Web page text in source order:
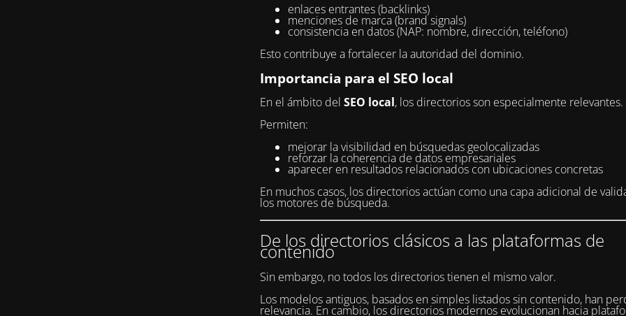
enlaces entrantes (backlinks)
menciones de marca (brand signals)
consistencia en datos (NAP: nombre, dirección, teléfono)
Esto contribuye a fortalecer la autoridad del dominio.
Importancia para el SEO local
En el ámbito del SEO local, los directorios son especialmente relevantes.
Permiten:
mejorar la visibilidad en búsquedas geolocalizadas
reforzar la coherencia de datos empresariales
aparecer en resultados relacionados con ubicaciones concretas
En muchos casos, los directorios actúan como una capa adicional de
los motores de búsqueda.
De los directorios clásicos a las plataformas de
contenido
Sin embargo, no todos los directorios tienen el mismo valor.
Los modelos antiguos, basados en simples listados sin contenido, han
relevancia. En cambio, los directorios modernos evolucionan hacia